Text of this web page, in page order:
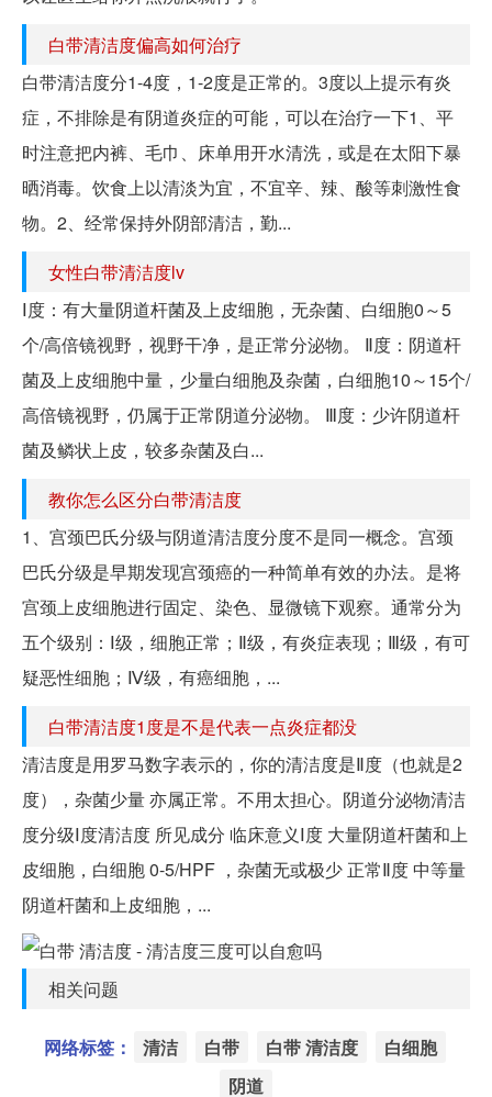
白带清洁度偏高如何治疗
白带清洁度分1-4度，1-2度是正常的。3度以上提示有炎
症，不排除是有阴道炎症的可能，可以在治疗一下1、平
时注意把内裤、毛巾、床单用开水清洗，或是在太阳下暴
晒消毒。饮食上以清淡为宜，不宜辛、辣、酸等刺激性食
物。2、经常保持外阴部清洁，勤...
女性白带清洁度lv
Ⅰ度：有大量阴道杆菌及上皮细胞，无杂菌、白细胞0～5
个/高倍镜视野，视野干净，是正常分泌物。 Ⅱ度：阴道杆
菌及上皮细胞中量，少量白细胞及杂菌，白细胞10～15个/
高倍镜视野，仍属于正常阴道分泌物。 Ⅲ度：少许阴道杆
菌及鳞状上皮，较多杂菌及白...
教你怎么区分白带清洁度
1、宫颈巴氏分级与阴道清洁度分度不是同一概念。宫颈
巴氏分级是早期发现宫颈癌的一种简单有效的办法。是将
宫颈上皮细胞进行固定、染色、显微镜下观察。通常分为
五个级别：Ⅰ级，细胞正常；Ⅱ级，有炎症表现；Ⅲ级，有可
疑恶性细胞；Ⅳ级，有癌细胞，...
白带清洁度1度是不是代表一点炎症都没
清洁度是用罗马数字表示的，你的清洁度是Ⅱ度（也就是2
度），杂菌少量 亦属正常。不用太担心。阴道分泌物清洁
度分级Ⅰ度清洁度 所见成分 临床意义Ⅰ度 大量阴道杆菌和上
皮细胞，白细胞 0-5/HPF ，杂菌无或极少 正常Ⅱ度 中等量
阴道杆菌和上皮细胞，...
相关问题
网络标签： 清洁 白带 白带 清洁度
白细胞
阴道